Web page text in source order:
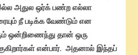
அதுல ஒர்க் பண்ற எல்லா
நீ படிக்க வேண்டும் என
ஒன்றிணைந்து தான் ஒரு
என்பார். அதனால் இந்தப்